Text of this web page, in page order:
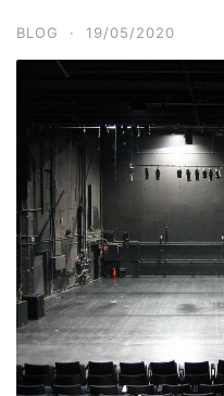
BLOG · 19/05/2020